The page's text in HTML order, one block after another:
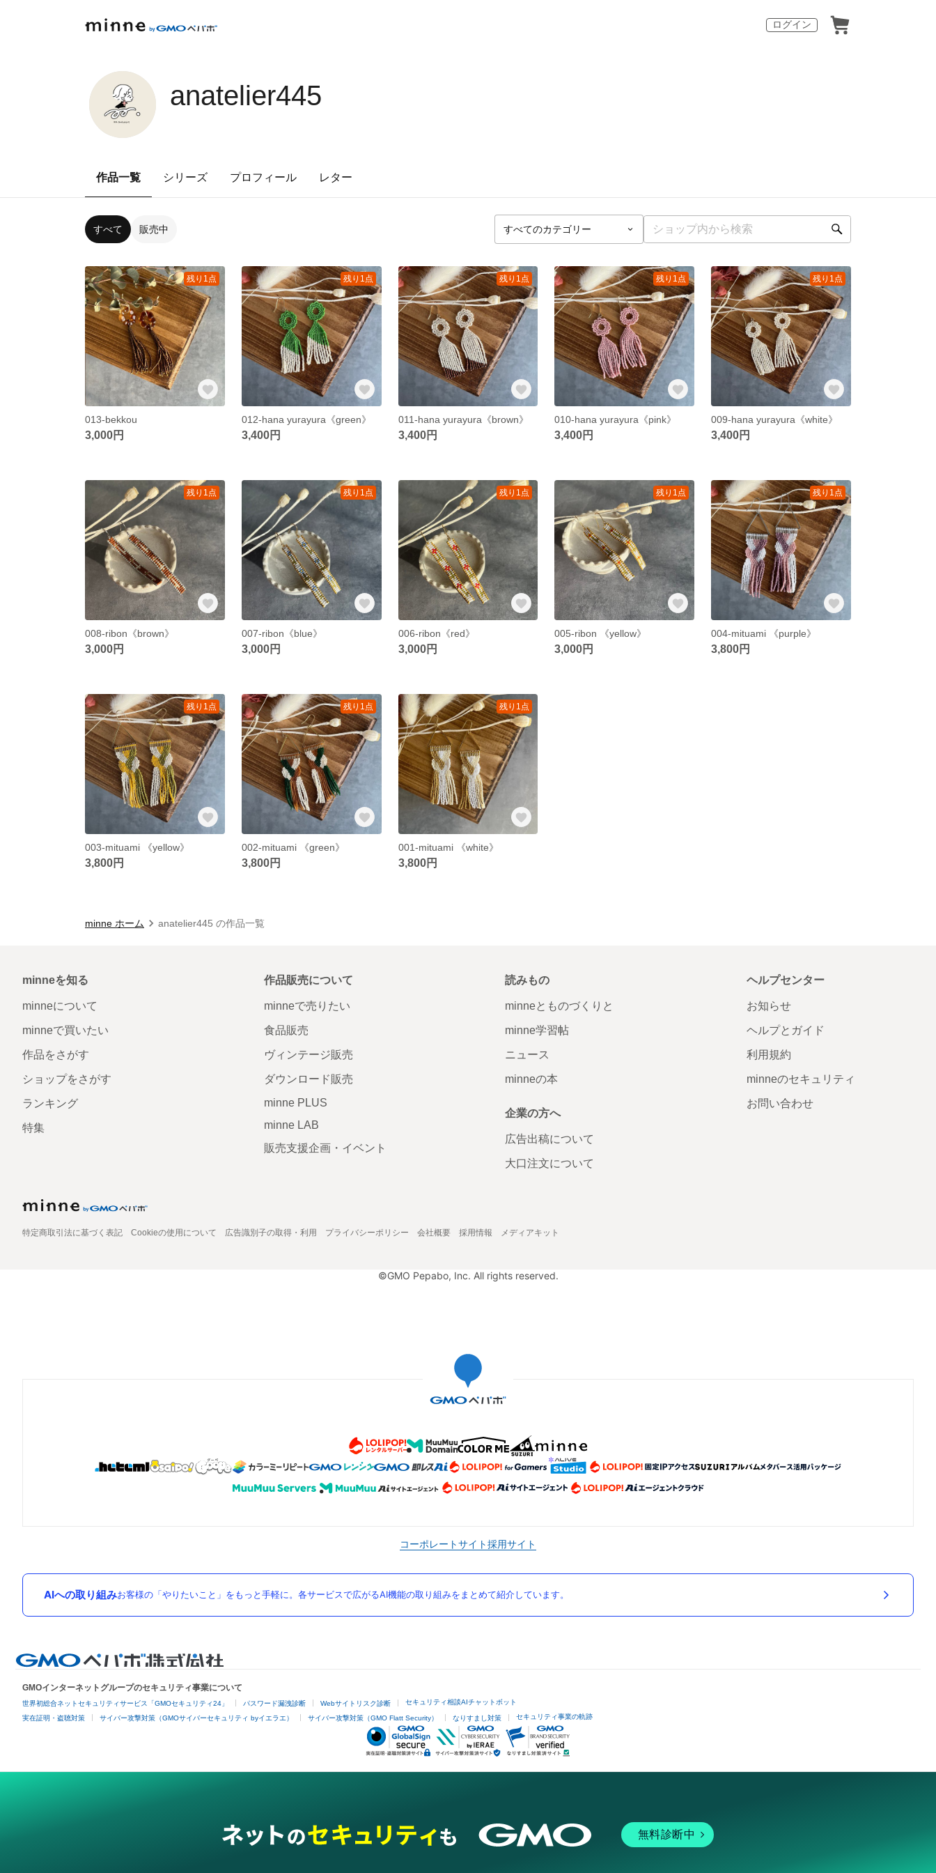
ログイン
anatelier445
作品一覧 シリーズ プロフィール レター
すべて 販売中
残り1点
013-bekkou
3,000円
残り1点
012-hana yurayura《green》
3,400円
残り1点
011-hana yurayura《brown》
3,400円
残り1点
010-hana yurayura《pink》
3,400円
残り1点
009-hana yurayura《white》
3,400円
残り1点
008-ribon《brown》
3,000円
残り1点
007-ribon《blue》
3,000円
残り1点
006-ribon《red》
3,000円
残り1点
005-ribon 《yellow》
3,000円
残り1点
004-mituami 《purple》
3,800円
残り1点
003-mituami 《yellow》
3,800円
残り1点
002-mituami 《green》
3,800円
残り1点
001-mituami 《white》
3,800円
minne ホーム anatelier445 の作品一覧
minneを知る
minneについて
minneで買いたい
作品をさがす
ショップをさがす
ランキング
特集
作品販売について
minneで売りたい
食品販売
ヴィンテージ販売
ダウンロード販売
minne PLUS
minne LAB
販売支援企画・イベント
読みもの
minneとものづくりと
minne学習帖
ニュース
minneの本
企業の方へ
広告出稿について
大口注文について
ヘルプセンター
お知らせ
ヘルプとガイド
利用規約
minneのセキュリティ
お問い合わせ
特定商取引法に基づく表記 Cookieの使用について 広告識別子の取得・利用 プライバシーポリシー 会社概要 採用情報 メディアキット
©GMO Pepabo, Inc. All rights reserved.
コーポレートサイト採用サイト
AIへの取り組みお客様の「やりたいこと」をもっと手軽に。各サービスで広がるAI機能の取り組みをまとめて紹介しています。
GMOインターネットグループのセキュリティ事業について
世界初総合ネットセキュリティサービス「GMOセキュリティ24」 パスワード漏洩診断 Webサイトリスク診断 セキュリティ相談AIチャットボット
実在証明・盗聴対策 サイバー攻撃対策（GMOサイバーセキュリティ byイエラエ） サイバー攻撃対策（GMO Flatt Security） なりすまし対策 セキュリティ事業の軌跡
無料診断中